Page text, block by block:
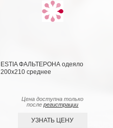
ESTIA ФАЛЬТЕРОНА одеяло
200х210 среднее
Цена доступна только
послерегистрации
УЗНАТЬ ЦЕНУ